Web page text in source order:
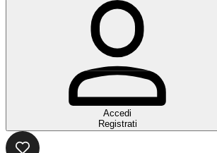
Accedi
Registrati